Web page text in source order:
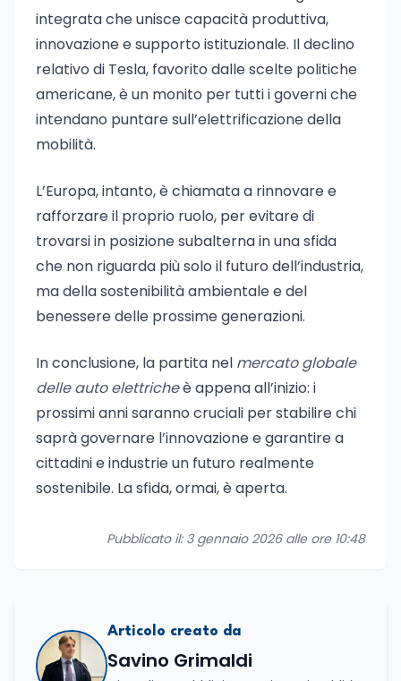
integrata che unisce capacità produttiva,
innovazione e supporto istituzionale. Il declino
relativo di Tesla, favorito dalle scelte politiche
americane, è un monito per tutti i governi che
intendano puntare sull’elettrificazione della
mobilità.
L’Europa, intanto, è chiamata a rinnovare e
rafforzare il proprio ruolo, per evitare di
trovarsi in posizione subalterna in una sfida
che non riguarda più solo il futuro dell’industria,
ma della sostenibilità ambientale e del
benessere delle prossime generazioni.
In conclusione, la partita nel mercato globale
delle auto elettricheè appena all’inizio: i
prossimi anni saranno cruciali per stabilire chi
saprà governare l’innovazione e garantire a
cittadini e industrie un futuro realmente
sostenibile. La sfida, ormai, è aperta.
Pubblicato il: 3 gennaio 2026 alle ore 10:48
Articolo creato da
Savino Grimaldi